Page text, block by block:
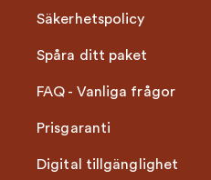
Säkerhetspolicy
Spåra ditt paket
FAQ - Vanliga frågor
Prisgaranti
Digital tillgänglighet